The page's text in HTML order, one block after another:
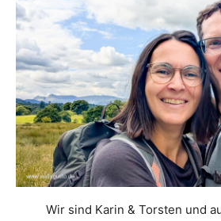
Wir sind Karin & Torsten und